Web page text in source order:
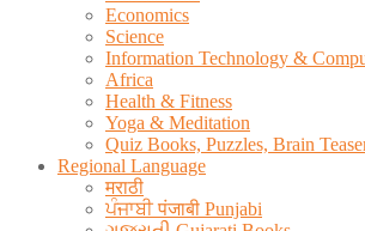
Economics
Science
Information Technology &
Africa
Health & Fitness
Yoga & Meditation
Quiz Books, Puzzles, Brain
Regional Language
मराठी
ਪੰਜਾਬੀ पंजाबी Punjabi